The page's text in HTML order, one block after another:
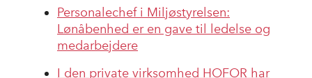
Personalechef i Miljøstyrelsen:
Lønåbenhed er en gave til ledelse og
medarbejdere
I den private virksomhed HOFOR har